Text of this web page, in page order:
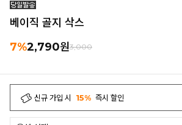
베이직 골지 삭스
7%2,790원3,000
신규 가입 시 15% 즉시 할인